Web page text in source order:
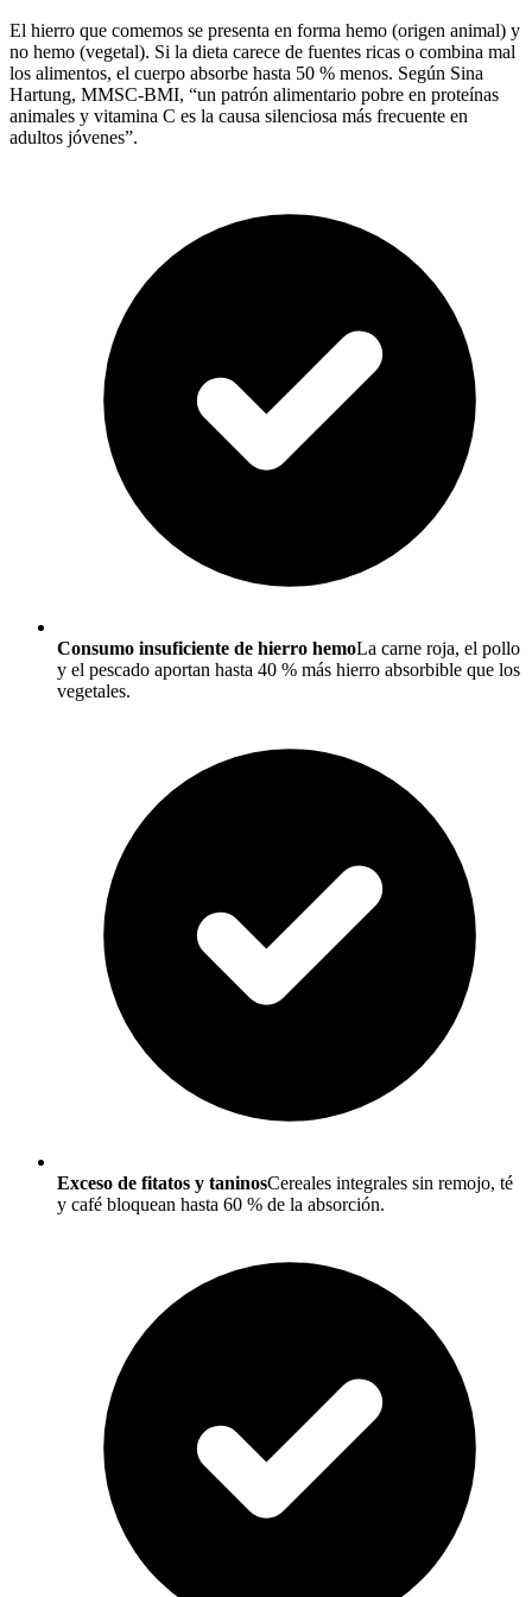
El hierro que comemos se presenta en forma hemo (origen animal) y
no hemo (vegetal). Si la dieta carece de fuentes ricas o combina mal
los alimentos, el cuerpo absorbe hasta 50 % menos. Según Sina
Hartung, MMSC-BMI, “un patrón alimentario pobre en proteínas
animales y vitamina C es la causa silenciosa más frecuente en
adultos jóvenes”.
Consumo insuficiente de hierro hemoLa carne roja, el pollo
y el pescado aportan hasta 40 % más hierro absorbible que los
vegetales.
Exceso de fitatos y taninosCereales integrales sin remojo, té
y café bloquean hasta 60 % de la absorción.